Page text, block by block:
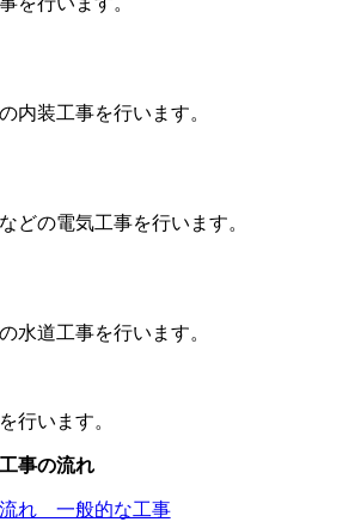
内装工事を行います。
どの電気工事を行います。
水道工事を行います。
行います。
事の流れ
流れ 一般的な工事